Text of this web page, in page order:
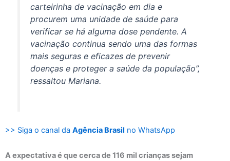
carteirinha de vacinação em dia e
procurem uma unidade de saúde para
verificar se há alguma dose pendente. A
vacinação continua sendo uma das formas
mais seguras e eficazes de prevenir
doenças e proteger a saúde da população”,
ressaltou Mariana.
>> Siga o canal da Agência Brasil no WhatsApp
A expectativa é que cerca de 116 mil crianças sejam